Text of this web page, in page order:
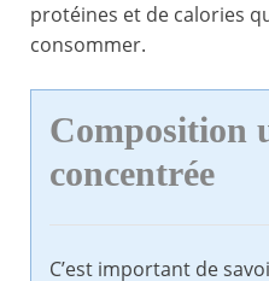
protéines et de calories
consommer.
Composition
concentrée
C’est important de